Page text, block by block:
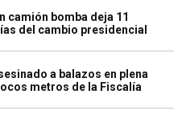
camión bomba deja 11
del cambio presidencial
a balazos en plena
metros de la Fiscalía